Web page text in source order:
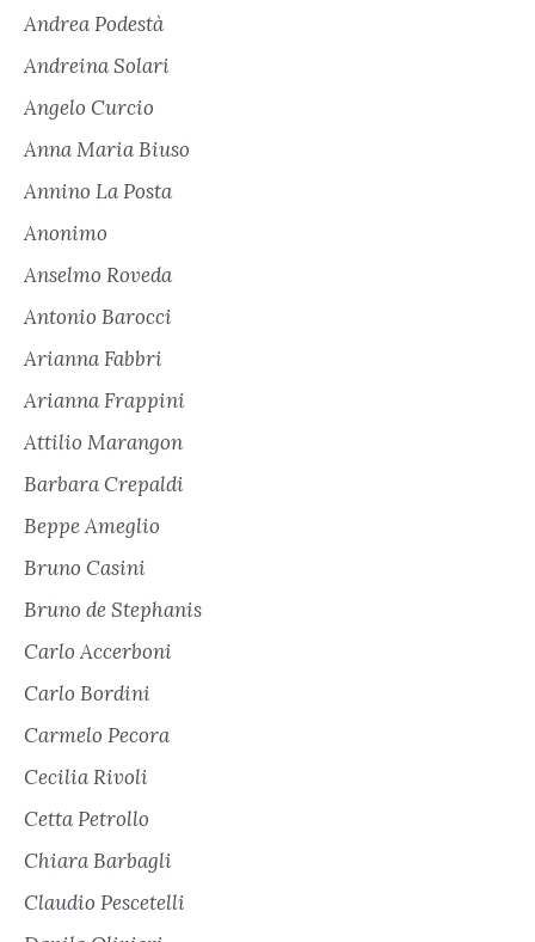
Andrea Podestà
Andreina Solari
Angelo Curcio
Anna Maria Biuso
Annino La Posta
Anonimo
Anselmo Roveda
Antonio Barocci
Arianna Fabbri
Arianna Frappini
Attilio Marangon
Barbara Crepaldi
Beppe Ameglio
Bruno Casini
Bruno de Stephanis
Carlo Accerboni
Carlo Bordini
Carmelo Pecora
Cecilia Rivoli
Cetta Petrollo
Chiara Barbagli
Claudio Pescetelli